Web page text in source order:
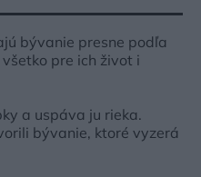
bývanie presne podľa
pre ich život i
a uspáva ju rieka.
bývanie, ktoré vyzerá